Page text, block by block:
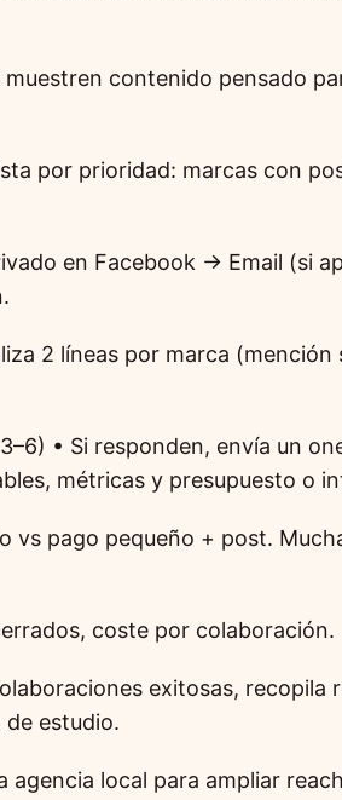
muestren contenido pensado
por prioridad: marcas con
en Facebook → Email (si
2 líneas por marca
• Si responden, envía un
métricas y presupuesto o
vs pago pequeño + post.
coste por colaboración.
exitosas, recopila
estudio.
agencia local para ampliar